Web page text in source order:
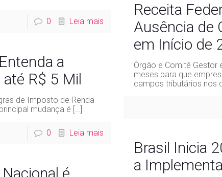
0 Leia mais
Receita
Ausência de
em Início de
Órgão e Comitê
meses para que
campos tributários nos
a
até R$ 5 Mil
de Imposto de Renda
mudança é […]
0 Leia mais
Brasil Inicia
a
é